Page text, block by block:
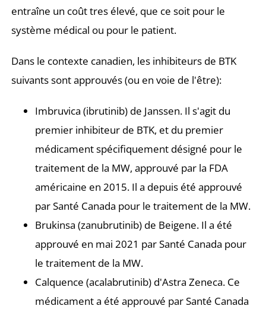
entraîne un coût tres élevé, que ce soit pour le
système médical ou pour le patient.
Dans le contexte canadien, les inhibiteurs de BTK
suivants sont approuvés (ou en voie de l'être):
Imbruvica (ibrutinib) de Janssen. Il s'agit du
premier inhibiteur de BTK, et du premier
médicament spécifiquement désigné pour le
traitement de la MW, approuvé par la FDA
américaine en 2015. Il a depuis été approuvé
par Santé Canada pour le traitement de la MW.
Brukinsa (zanubrutinib) de Beigene. Il a été
approuvé en mai 2021 par Santé Canada pour
le traitement de la MW.
Calquence (acalabrutinib) d'Astra Zeneca. Ce
médicament a été approuvé par Santé Canada